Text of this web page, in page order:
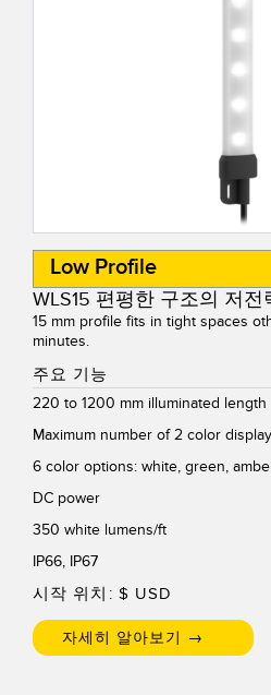
코드셋
소프트웨어
센서 GUI 소프트웨어
TECHNOLOGY
IO-Link 지원 센서
Low Profile
WLS15 편평한 구조의 저전
15 mm profile fits in tight spaces
minutes.
주요 기능
220 to 1200 mm illuminated length
Maximum number of 2 color
6 color options: white, green,
DC power
350 white lumens/ft
IP66, IP67
시작 위치: $ USD
자세히 알아보기 →